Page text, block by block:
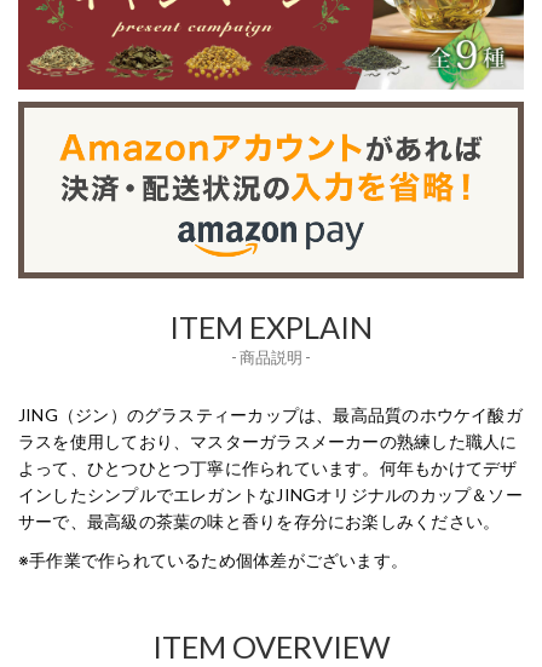
ITEM EXPLAIN
- 商品説明 -
JING（ジン）のグラスティーカップは、最高品質のホウケイ酸ガ
ラスを使用しており、マスターガラスメーカーの熟練した職人に
よって、ひとつひとつ丁寧に作られています。何年もかけてデザ
インしたシンプルでエレガントなJINGオリジナルのカップ＆ソー
サーで、最高級の茶葉の味と香りを存分にお楽しみください。
※手作業で作られているため個体差がございます。
ITEM OVERVIEW